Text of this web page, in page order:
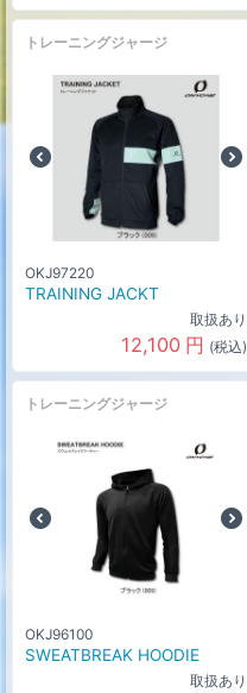
トレーニングジャージ
OKJ97220
TRAINING JACKT
取扱あり
12,100 円 (税込)
トレーニングジャージ
OKJ96100
SWEATBREAK HOODIE
取扱あり